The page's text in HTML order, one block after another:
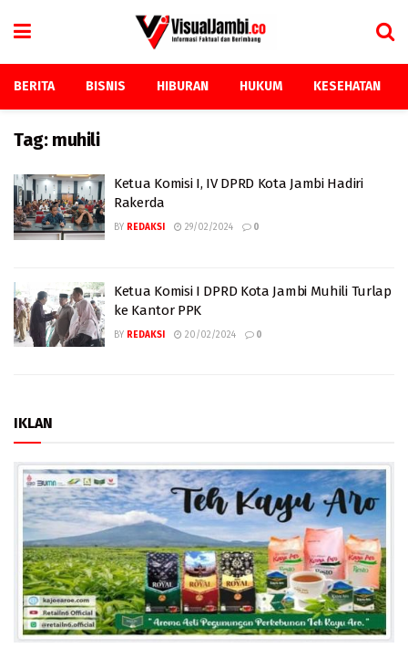
BERITA BISNIS HIBURAN HUKUM KESEHATAN
Tag: muhili
Ketua Komisi I, IV DPRD Kota Jambi Hadiri
Rakerda
BY REDAKSI 29/02/2024 0
Ketua Komisi I DPRD Kota Jambi Muhili Turlap
ke Kantor PPK
BY REDAKSI 20/02/2024 0
IKLAN